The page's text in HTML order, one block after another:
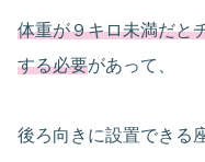
体重が９キロ未満だと
する必要があって、
後ろ向きに設置できる